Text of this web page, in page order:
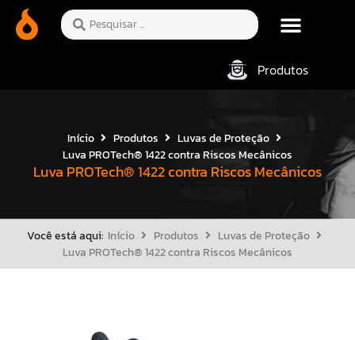
Produtos
Luva PROTech® 1422 contra Riscos Mecânicos
Início Produtos
Luvas de Proteção
Luva PROTech® 1422 contra Riscos Mecânicos
Você está aqui: Início Produtos
Luvas de Proteção
Luva PROTech® 1422 contra Riscos Mecânicos